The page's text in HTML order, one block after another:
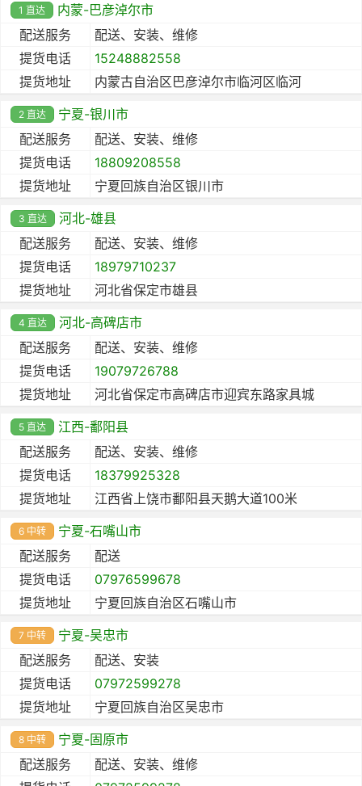
1 直达
内蒙-巴彦淖尔市
配送服务
配送、安装、维修
提货电话
15248882558
提货地址
内蒙古自治区巴彦淖尔市临河区临河
2 直达
宁夏-银川市
配送服务
配送、安装、维修
提货电话
18809208558
提货地址
宁夏回族自治区银川市
3 直达
河北-雄县
配送服务
配送、安装、维修
提货电话
18979710237
提货地址
河北省保定市雄县
4 直达
河北-高碑店市
配送服务
配送、安装、维修
提货电话
19079726788
提货地址
河北省保定市高碑店市迎宾东路家具城
5 直达
江西-鄱阳县
配送服务
配送、安装、维修
提货电话
18379925328
提货地址
江西省上饶市鄱阳县天鹅大道100米
6 中转
宁夏-石嘴山市
配送服务
配送
提货电话
07976599678
提货地址
宁夏回族自治区石嘴山市
7 中转
宁夏-吴忠市
配送服务
配送、安装
提货电话
07972599278
提货地址
宁夏回族自治区吴忠市
8 中转
宁夏-固原市
配送服务
配送、安装、维修